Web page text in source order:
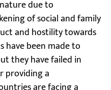
due to
of social and family
and hostility towards
have been made to
they have failed in
providing a